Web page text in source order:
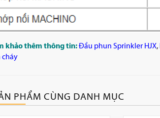
khảo thêm thông tin:Đầu phun Sprinkler HJX,
cháy
PHẨM CÙNG DANH MỤC